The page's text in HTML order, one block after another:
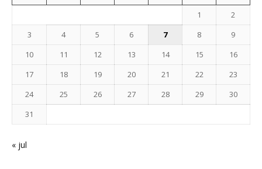
1
2
3
4 5 6 7 8
9
10
11 12 13 14 15
16
17
18 19 20 21 22
23
24
25 26 27 28 29
30
31
« jul